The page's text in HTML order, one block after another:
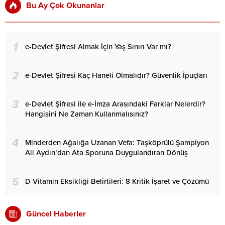
Bu Ay Çok Okunanlar
1 e-Devlet Şifresi Almak İçin Yaş Sınırı Var mı?
2 e-Devlet Şifresi Kaç Haneli Olmalıdır? Güvenlik İpuçları
3
e-Devlet Şifresi ile e-İmza Arasındaki Farklar Nelerdir?
Hangisini Ne Zaman Kullanmalısınız?
4
Minderden Ağalığa Uzanan Vefa: Taşköprülü Şampiyon
Ali Aydın’dan Ata Sporuna Duygulandıran Dönüş
5 D Vitamin Eksikliği Belirtileri: 8 Kritik İşaret ve Çözümü
Güncel Haberler